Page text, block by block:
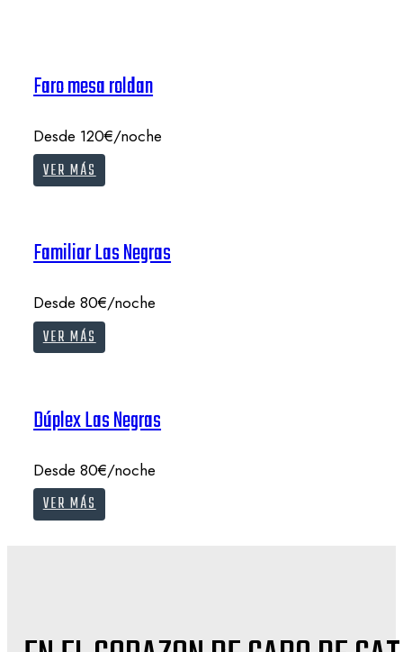
Faro mesa roldan
Desde 120€/noche
VER MÁS
Familiar Las Negras
Desde 80€/noche
VER MÁS
Dúplex Las Negras
Desde 80€/noche
VER MÁS